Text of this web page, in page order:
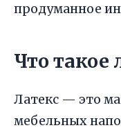
продуманное
Что такое
Латекс — это
мебельных